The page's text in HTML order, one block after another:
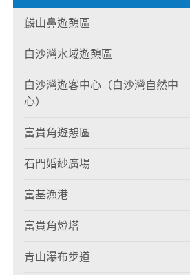
麟山鼻遊憩區
白沙灣水域遊憩區
白沙灣遊客中心（白沙灣自然中
心）
富貴角遊憩區
石門婚紗廣場
富基漁港
富貴角燈塔
青山瀑布步道